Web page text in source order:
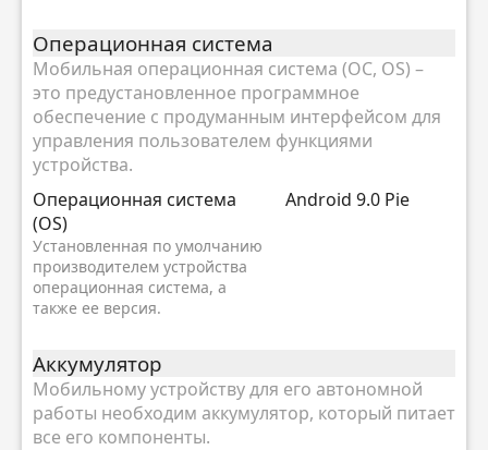
Oперационная система
Мобильная операционная система (ОС, OS) –
это предустановленное программное
обеспечение с продуманным интерфейсом для
управления пользователем функциями
устройства.
Oперационная система
(OS)
Установленная по умолчанию
производителем устройства
операционная система, а
также ее версия.
Android 9.0 Pie
Аккумулятор
Мобильному устройству для его автономной
работы необходим аккумулятор, который питает
все его компоненты.